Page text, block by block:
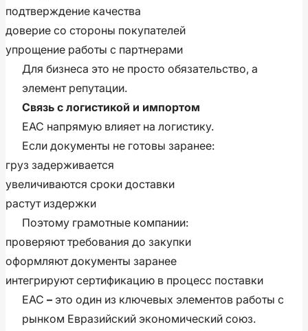
подтверждение качества
доверие со стороны покупателей
упрощение работы с партнерами
Для бизнеса это не просто обязательство, а
элемент репутации.
Связь с логистикой и импортом
ЕАС напрямую влияет на логистику.
Если документы не готовы заранее:
груз задерживается
увеличиваются сроки доставки
растут издержки
Поэтому грамотные компании:
проверяют требования до закупки
оформляют документы заранее
интегрируют сертификацию в процесс поставки
ЕАС – это один из ключевых элементов работы с
рынком Евразийский экономический союз.